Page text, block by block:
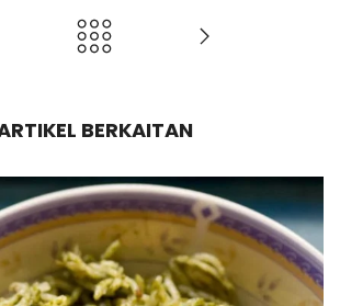
ARTIKEL BERKAITAN